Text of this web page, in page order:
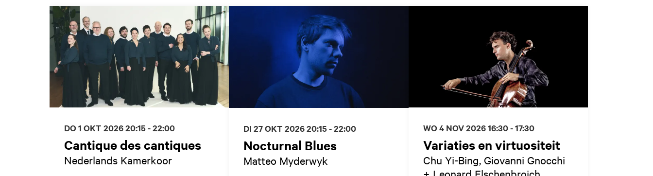
Cantique des cantiques
Nederlands Kamerkoor
DO 1 OKT 202620:15 - 22:00
Nocturnal Blues
Matteo Myderwyk
DI 27 OKT 202620:15 - 22:00
Variaties en virtuositeit
Chu Yi-Bing, Giovanni Gnocchi
WO 4 NOV 202616:30 - 17:30